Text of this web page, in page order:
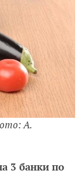
А.
3 банки по